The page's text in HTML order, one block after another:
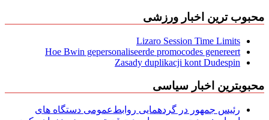
محبوب ترین اخبار ورزشی
Lizaro Session Time Limits
Hoe Bwin gepersonaliseerde promocodes genereert
Zasady duplikacji kont Dudespin
محبوبترین اخبار سیاسی
رئیس جمهور در گردهمایی روابط‌عمومی دستگاه های